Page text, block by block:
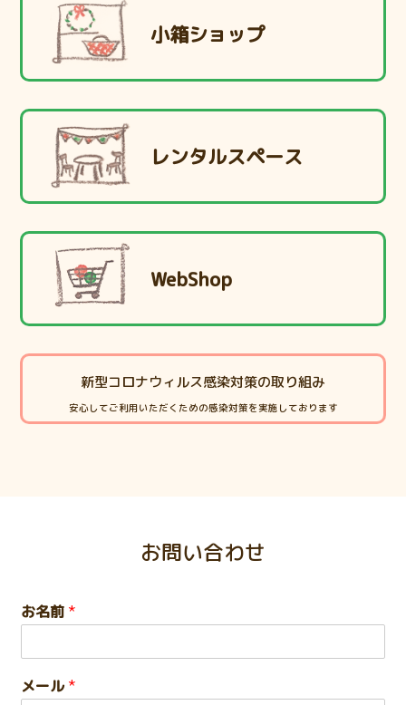
小箱ショップ
レンタルスペース
WebShop
新型コロナウィルス感染対策の取り組み
安心してご利用いただくための感染対策を実施しております
お問い合わせ
お名前 *
メール*